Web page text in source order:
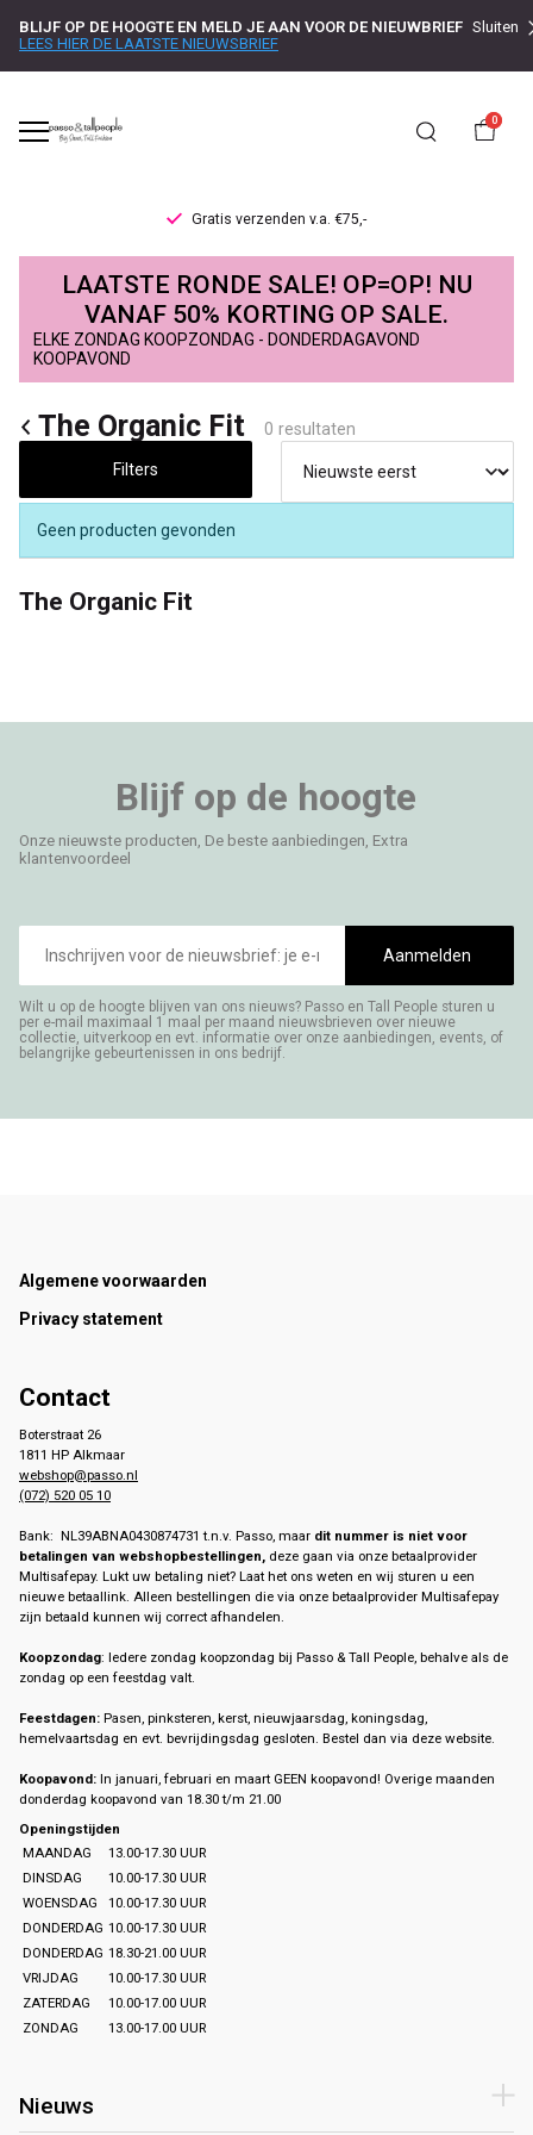
BLIJF OP DE HOOGTE EN MELD JE AAN VOOR DE NIEUWBRIEF
LEES HIER DE LAATSTE NIEUWSBRIEF
Sluiten
0
Gratis verzenden v.a. €75,-
The
Organic
Fit
Passo
LAATSTE RONDE SALE! OP=OP! NU
VANAF 50% KORTING OP SALE.
ELKE ZONDAG KOOPZONDAG - DONDERDAGAVOND
KOOPAVOND
The Organic Fit 0 resultaten
Filters
Geen producten gevonden
The Organic Fit
Blijf op de hoogte
Onze nieuwste producten, De beste aanbiedingen, Extra
klantenvoordeel
mailadres
Aanmelden
Wilt u op de hoogte blijven van ons nieuws? Passo en Tall People sturen u
per e-mail maximaal 1 maal per maand nieuwsbrieven over nieuwe
collectie, uitverkoop en evt. informatie over onze aanbiedingen, events, of
belangrijke gebeurtenissen in ons bedrijf.
Footer
Algemene voorwaarden
Privacy statement
Contact
Boterstraat 26
1811 HP Alkmaar
webshop@passo.nl
(072) 520 05 10
Bank: NL39ABNA0430874731 t.n.v. Passo, maar dit nummer is niet voor
betalingen van webshopbestellingen, deze gaan via onze betaalprovider
Multisafepay. Lukt uw betaling niet? Laat het ons weten en wij sturen u een
nieuwe betaallink. Alleen bestellingen die via onze betaalprovider Multisafepay
zijn betaald kunnen wij correct afhandelen.
Koopzondag: Iedere zondag koopzondag bij Passo & Tall People, behalve als de
zondag op een feestdag valt.
Feestdagen: Pasen, pinksteren, kerst, nieuwjaarsdag, koningsdag,
hemelvaartsdag en evt. bevrijdingsdag gesloten. Bestel dan via deze website.
Koopavond: In januari, februari en maart GEEN koopavond! Overige maanden
donderdag koopavond van 18.30 t/m 21.00
Openingstijden
MAANDAG
13.00-17.30 UUR
DINSDAG
10.00-17.30 UUR
WOENSDAG
10.00-17.30 UUR
DONDERDAG 10.00-17.30 UUR
DONDERDAG 18.30-21.00 UUR
VRIJDAG
10.00-17.30 UUR
ZATERDAG
10.00-17.00 UUR
ZONDAG
13.00-17.00 UUR
Nieuws